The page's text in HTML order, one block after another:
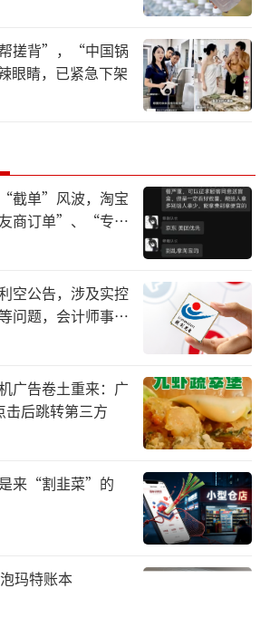
银行（601818.SH）公告称，
同意聘任郝成为光大银行行
执行董事候选人。
郝成现任中国光大集团党委委
行党委书记，历任国家开发银
委员、副行长，国家开发银行
党委组织部副部长，国家开发
委书记、行长，交通银行党委
获管理学博士学位，高级工程
示，光大银行董事会同意聘任
长，其副行长职务自其任职资
局核准之日起生效。刘彦自202
银行首席财务官、2024年6月
委委员。现兼任光大银行资产
理、金融市场部总经理。
意到，来自交通银行的郝成担
发了市场的关注和讨论。郝成
他成为光大银行新一任行长的
往工作经历涵盖国家开发银行
搓背”，“中国锅
眼睛，已紧急下架
截单”风波，淘宝
商订单”、“专挑
空公告，涉及实控
问题，会计师事务
”
广告卷土重来：广
击后跳转第三方
来“割韭菜”的
玛特账本